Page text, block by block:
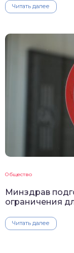
Читать далее
Общество
Минздрав
ограничения
Читать далее